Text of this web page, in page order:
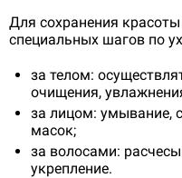
Для сохранения
специальных шагов по
за телом:
очищения,
за лицом: умывание,
масок;
за волосами:
укрепление.